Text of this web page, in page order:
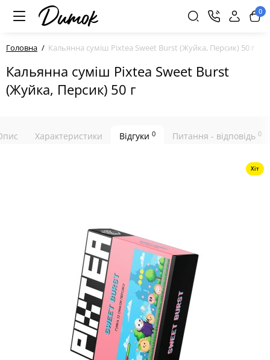
0
Головна Кальянна суміш Pixtea Sweet Burst (Жуйка, Персик) 50 г
Кальянна суміш Pixtea Sweet Burst
(Жуйка, Персик) 50 г
Характеристики Відгуки 0 Питання - відповідь 0
Хіт